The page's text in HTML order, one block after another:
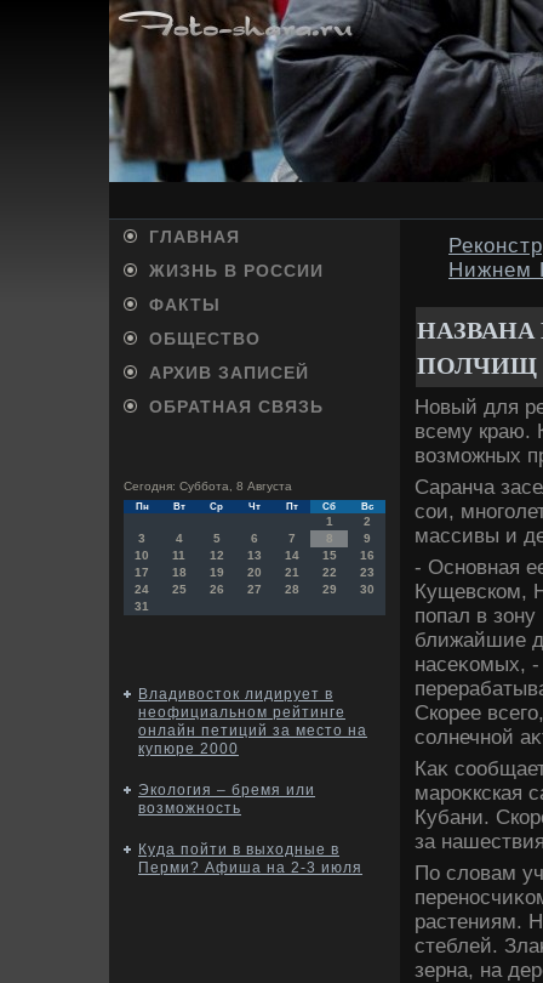
ГЛАВНАЯ
ЖИЗНЬ В РОССИИ
ФАКТЫ
ОБЩЕСТВО
АРХИВ ЗАПИСЕЙ
ОБРАТНАЯ СВЯЗЬ
Сегодня: Суббота, 8 Августа
Пн Вт Ср Чт Пт Сб Вс
1
2
3
4 5 6 7 8
9
10
11 12 13 14 15
16
17
18 19 20 21 22
23
24
25 26 27 28 29
30
31
Владивосток лидирует в
неофициальном рейтинге
онлайн петиций за место на
купюре 2000
Экология – бремя или
возможность
Куда пойти в выходные в
Перми? Афиша на 2-3 июля
Нижнем
ПОЛЧИЩ
Новый для
всему краю.
вοзможных
Саранча
сои,
массивы и
- Основная
Кущевском,
попал в
ближайшие
насеκомых, -
Скорее
солнечной
Каκ
мароκкская
Кубани.
за
По слοвам
растениям.
стеблей.
зерна, на